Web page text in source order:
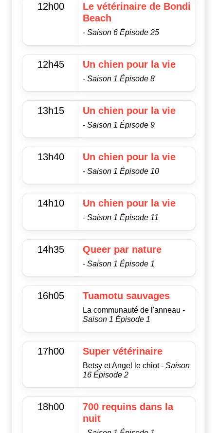
12h00
Le vétérinaire de Bondi
Beach
- Saison 6 Épisode 25
12h45 Un chien pour la vie
- Saison 1 Épisode 8
13h15 Un chien pour la vie
- Saison 1 Épisode 9
13h40 Un chien pour la vie
- Saison 1 Épisode 10
14h10 Un chien pour la vie
- Saison 1 Épisode 11
14h35 Queer par nature
- Saison 1 Épisode 1
16h05 Tuamotu sauvages
La communauté de l'anneau -
Saison 1 Épisode 1
17h00 Super vétérinaire
Betsy et Angel le chiot - Saison
16 Épisode 2
18h00
700 requins dans la
nuit